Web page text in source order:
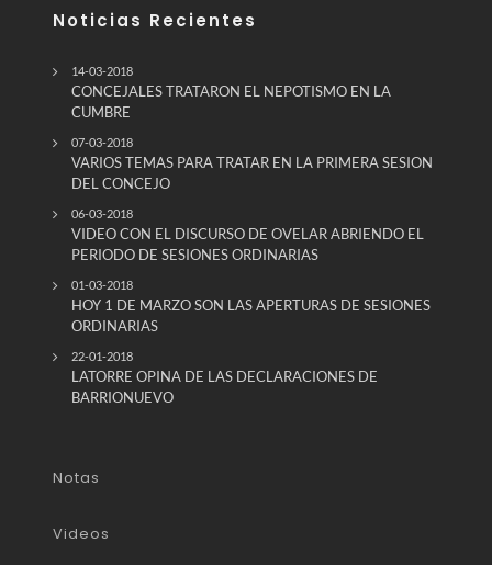
Noticias Recientes
14-03-2018
CONCEJALES TRATARON EL NEPOTISMO EN LA
CUMBRE
07-03-2018
VARIOS TEMAS PARA TRATAR EN LA PRIMERA SESION
DEL CONCEJO
06-03-2018
VIDEO CON EL DISCURSO DE OVELAR ABRIENDO EL
PERIODO DE SESIONES ORDINARIAS
01-03-2018
HOY 1 DE MARZO SON LAS APERTURAS DE SESIONES
ORDINARIAS
22-01-2018
LATORRE OPINA DE LAS DECLARACIONES DE
BARRIONUEVO
Notas
Videos